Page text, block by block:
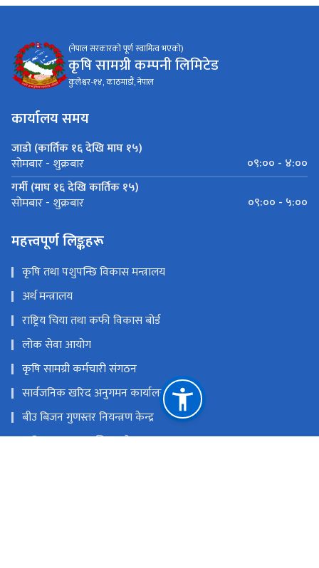
(नेपाल सरकारको पूर्ण स्वामित्व भएको)
कृषि सामग्री कम्पनी लिमिटेड
कुलेश्वर-१४, काठमाडौं, नेपाल
कार्यालय समय
जाडो (कार्तिक १६ देखि माघ १५)
सोमबार - शुक्रबार
०९:०० - ४:००
गर्मी (माघ १६ देखि कार्तिक १५)
सोमबार - शुक्रबार ०९:०० - ५:००
महत्त्वपूर्ण लिङ्कहरू
कृषि तथा पशुपन्छि विकास मन्त्रालय
अर्थ मन्त्रालय
राष्ट्रिय चिया तथा कफी विकास बोर्ड
लोक सेवा आयोग
कृषि सामग्री कर्मचारी संगठन
सार्वजनिक खरिद अनुगमन कार्यालय
बीउ बिजन गुणस्तर नियन्त्रण केन्द्र
कृषि सूचना तथा प्रशिक्षण केन्द्र